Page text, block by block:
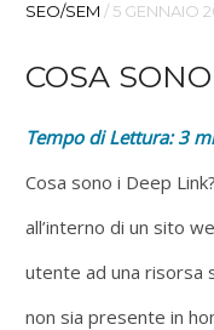
SEO/SEM / 5 GENNAIO
COSA
Tempo di Lettura:3
Cosa sono i Deep
all’interno di un sito
utente ad una risorsa
non sia presente in